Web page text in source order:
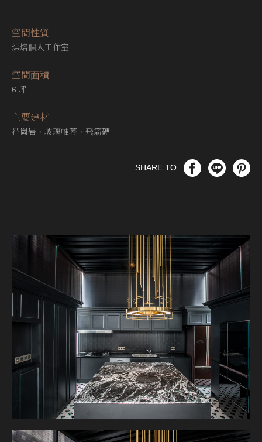
空間性質
烘焙個人工作室
空間⾯積
6 坪
主要建材
花崗岩、玻璃帷幕、飛箭磚
SHARE TO